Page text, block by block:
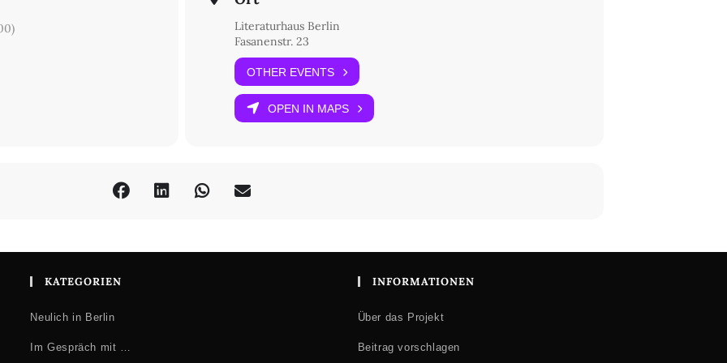
Literarischer Gesellschaften und Gedenkstätten aus Mitteln der Beauftragten der Bundesregierung für
Literaturhaus Berlin
Fasanenstr. 23
OTHER EVENTS
OPEN IN MAPS
KATEGORIEN
Neulich in Berlin
Im Gespräch mit …
INFORMATIONEN
Über das Projekt
Beitrag vorschlagen